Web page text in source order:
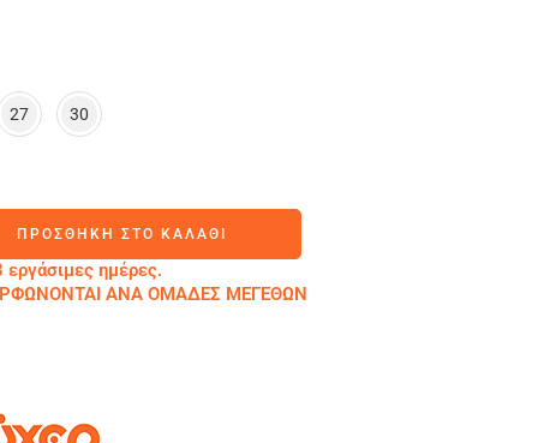
27 30
ΠΡΟΣΘΉΚΗ ΣΤΟ ΚΑΛΆΘΙ
ημέρες.
ΑΝΑ ΟΜΑΔΕΣ ΜΕΓΕΘΩΝ